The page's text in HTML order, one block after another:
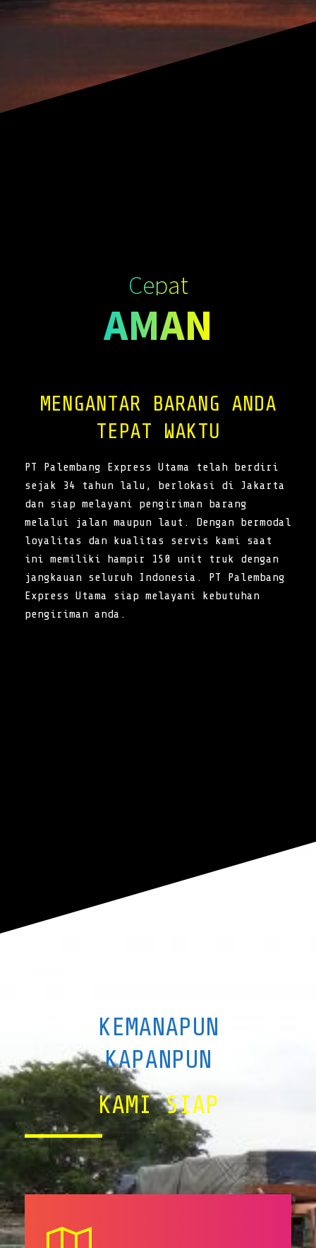
Cepat
AMAN
MENGANTAR BARANG ANDA
TEPAT WAKTU
PT Palembang Express Utama telah berdiri
sejak 34 tahun lalu, berlokasi di Jakarta
dan siap melayani pengiriman barang
melalui jalan maupun laut. Dengan bermodal
loyalitas dan kualitas servis kami saat
ini memiliki hampir 150 unit truk dengan
jangkauan seluruh Indonesia. PT Palembang
Express Utama siap melayani kebutuhan
pengiriman anda.
KEMANAPUN
KAPANPUN
KAMI SIAP